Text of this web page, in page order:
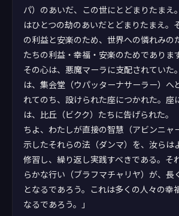
パ）のあいだ、この世にとどまりたまえ
はひとつの劫のあいだとどまりたまえ。
の利益と安楽のため、世界への憐れみの
たちの利益・幸福・安楽のためであり
その心は、悪魔マーラに支配されていた
は、集会堂（ウパッターナサーラー）へ
れてのち、設けられた座につかれた。座
は、比丘（ビクク）たちに告げられた。
ちよ、わたしが直接の智慧（アビンニャ
示したそれらの法（ダンマ）を、汝らは
修習し、繰り返し実践すべきである。そ
らかな行い（ブラフマチャリヤ）が、長
となるであろう。これは多くの人々の幸
なるであろう。」